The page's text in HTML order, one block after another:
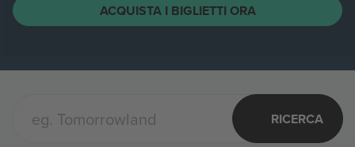
ACQUISTA I BIGLIETTI ORA
RICERCA